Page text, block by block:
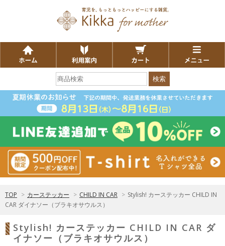
検索
TOP > カーステッカー > CHILD IN CAR > Stylish! カーステッカー CHILD IN
CAR ダイナソー（ブラキオサウルス）
Stylish! カーステッカー CHILD IN CAR ダ
イナソー（ブラキオサウルス）